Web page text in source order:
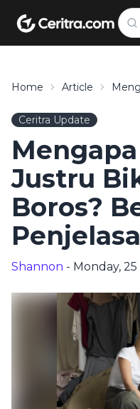
Home Article
Ceritra Update
Justru
Boros?
Shannon - Monday,